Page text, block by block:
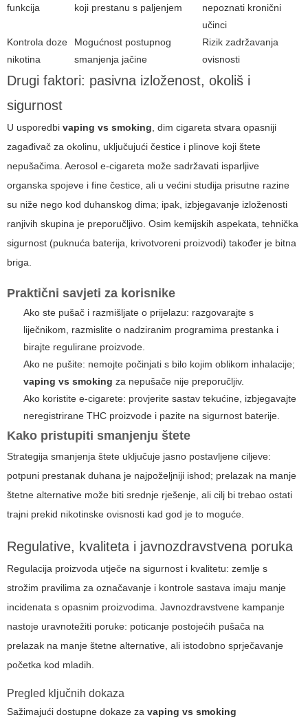
funkcija koji prestanu s paljenjem
nepoznati kronični
učinci
Kontrola doze
nikotina
Mogućnost postupnog
smanjenja jačine
Rizik zadržavanja
ovisnosti
Drugi faktori: pasivna izloženost, okoliš i
sigurnost
U usporedbi vaping vs smoking , dim cigareta stvara opasniji
zagađivač za okolinu, uključujući čestice i plinove koji štete
nepušačima. Aerosol e-cigareta može sadržavati isparljive
organska spojeve i fine čestice, ali u većini studija prisutne razine
su niže nego kod duhanskog dima; ipak, izbjegavanje izloženosti
ranjivih skupina je preporučljivo. Osim kemijskih aspekata, tehnička
sigurnost (puknuća baterija, krivotvoreni proizvodi) također je bitna
briga.
Praktični savjeti za korisnike
Ako ste pušač i razmišljate o prijelazu: razgovarajte s
liječnikom, razmislite o nadziranim programima prestanka i
birajte regulirane proizvode.
Ako ne pušite: nemojte počinjati s bilo kojim oblikom inhalacije;
vaping vs smoking za nepušače nije preporučljiv.
Ako koristite e-cigarete: provjerite sastav tekućine, izbjegavajte
neregistrirane THC proizvode i pazite na sigurnost baterije.
Kako pristupiti smanjenju štete
Strategija smanjenja štete uključuje jasno postavljene ciljeve:
potpuni prestanak duhana je najpoželjniji ishod; prelazak na manje
štetne alternative može biti srednje rješenje, ali cilj bi trebao ostati
trajni prekid nikotinske ovisnosti kad god je to moguće.
Regulative, kvaliteta i javnozdravstvena poruka
Regulacija proizvoda utječe na sigurnost i kvalitetu: zemlje s
strožim pravilima za označavanje i kontrole sastava imaju manje
incidenata s opasnim proizvodima. Javnozdravstvene kampanje
nastoje uravnotežiti poruke: poticanje postojećih pušača na
prelazak na manje štetne alternative, ali istodobno sprječavanje
početka kod mladih.
Pregled ključnih dokaza
Sažimajući dostupne dokaze za vaping vs smoking